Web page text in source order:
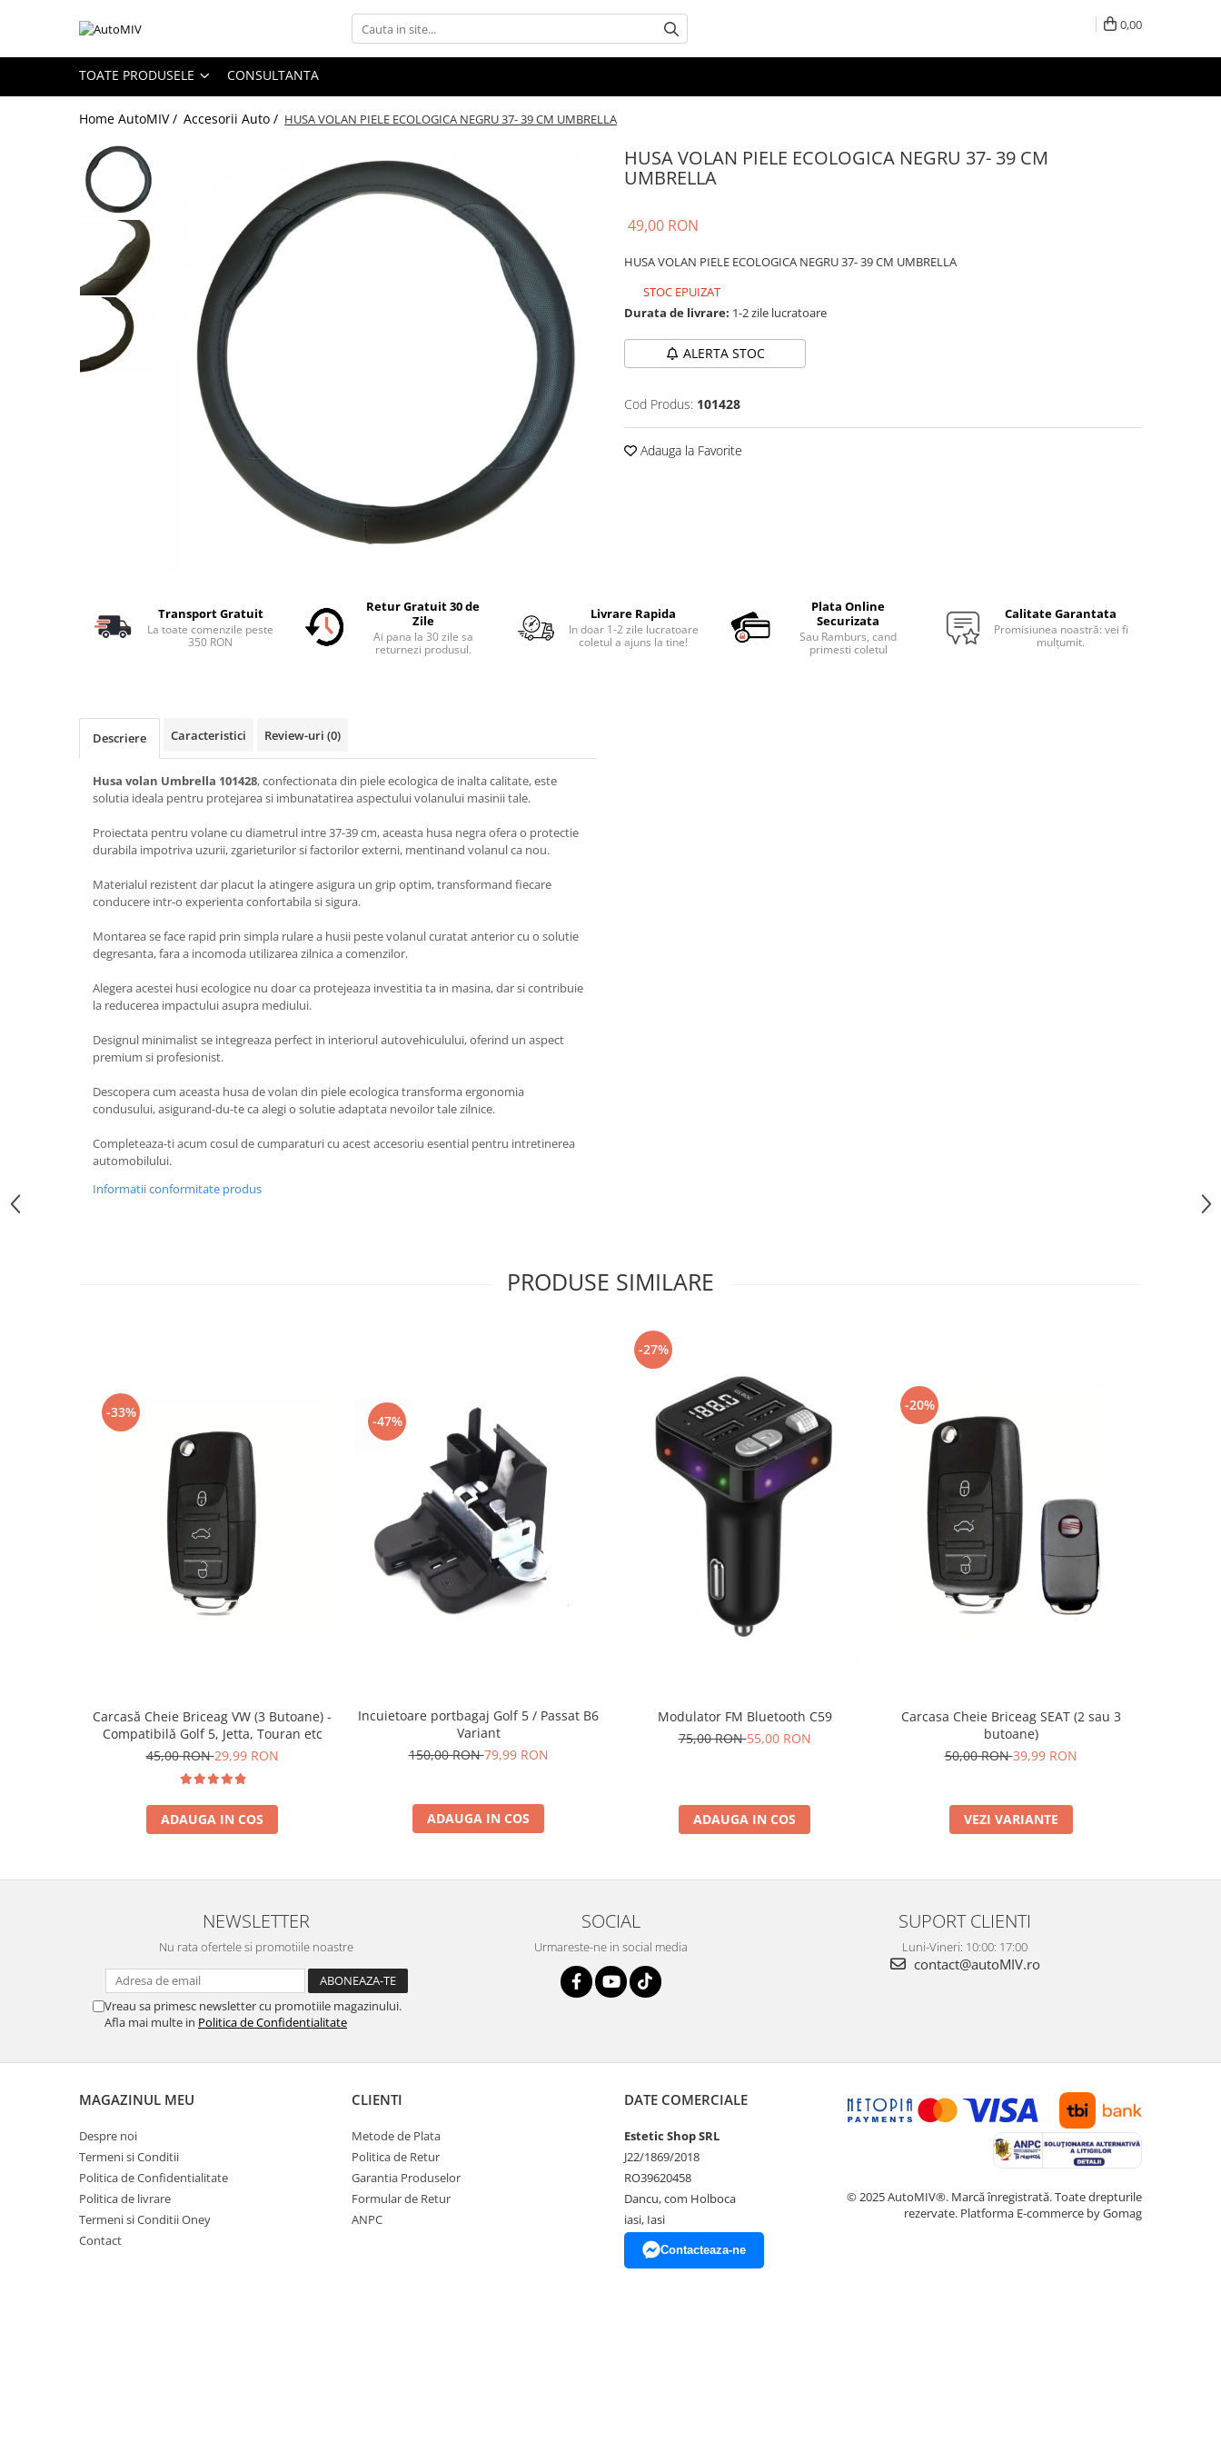
Toate Produsele
Oferta Saptamanii
Butoane Geam
Bloc Lumini
Butoane Reglare Oglinzi
Butoane Blocare/Deblocare
Buton Frana
Buton Clapeta Rezervor
Buton Portbagaj
Alte Butoane/Comutatoare
Covorase Auto/ Presuri Auto
Seturi Interior
Carcasa Cheie
Incarcatoare Auto
Husa Anvelope
Organizatoare Auto
Iluminat Auto
Accesorii LED
Piese Caroserie
Amortizoare Capota
Echipamente Electrice si
Echipamente ADR si Utilitare
Aditivi DPF, Sistem Racire si
Curatare si Detailing Interior
Vopsitorie, Chituri si Adezivi
Curatare si Detailing Exterior
Articole Auto Sezoniere
Produse de Vara
0,00
TOATE PRODUSELE CONSULTANTA
Home AutoMIV / Accesorii Auto / HUSA VOLAN PIELE ECOLOGICA NEGRU 37- 39 CM UMBRELLA
HUSA VOLAN PIELE ECOLOGICA NEGRU 37- 39 CM
UMBRELLA
49,00 RON
HUSA VOLAN PIELE ECOLOGICA NEGRU 37- 39 CM UMBRELLA
STOC EPUIZAT
Durata de livrare: 1-2 zile lucratoare
ALERTA STOC
Cod Produs: 101428
Adauga la Favorite
Transport Gratuit
La toate comenzile peste
350 RON
Retur Gratuit 30 de
Zile
Ai pana la 30 zile sa
returnezi produsul.
Livrare Rapida
In doar 1-2 zile lucratoare
coletul a ajuns la tine!
Plata Online
Securizata
Sau Ramburs, cand
primesti coletul
Calitate Garantata
Promisiunea noastră: vei fi
mulțumit.
Descriere Caracteristici Review-uri (0)
Husa volan Umbrella 101428, confectionata din piele ecologica de inalta calitate, este
solutia ideala pentru protejarea si imbunatatirea aspectului volanului masinii tale.
Proiectata pentru volane cu diametrul intre 37-39 cm, aceasta husa negra ofera o protectie
durabila impotriva uzurii, zgarieturilor si factorilor externi, mentinand volanul ca nou.
Materialul rezistent dar placut la atingere asigura un grip optim, transformand fiecare
conducere intr-o experienta confortabila si sigura.
Montarea se face rapid prin simpla rulare a husii peste volanul curatat anterior cu o solutie
degresanta, fara a incomoda utilizarea zilnica a comenzilor.
Alegera acestei husi ecologice nu doar ca protejeaza investitia ta in masina, dar si contribuie
la reducerea impactului asupra mediului.
Designul minimalist se integreaza perfect in interiorul autovehiculului, oferind un aspect
premium si profesionist.
Descopera cum aceasta husa de volan din piele ecologica transforma ergonomia
condusului, asigurand-du-te ca alegi o solutie adaptata nevoilor tale zilnice.
Completeaza-ti acum cosul de cumparaturi cu acest accesoriu esential pentru intretinerea
automobilului.
Informatii conformitate produs
PRODUSE SIMILARE
-33%
Carcasă Cheie Briceag VW (3 Butoane) -
Compatibilă Golf 5, Jetta, Touran etc
45,00 RON29,99 RON
ADAUGA IN COS
-47%
Incuietoare portbagaj Golf 5 / Passat B6
Variant
150,00 RON79,99 RON
ADAUGA IN COS
-27%
Modulator FM Bluetooth C59
75,00 RON55,00 RON
ADAUGA IN COS
-20%
Carcasa Cheie Briceag SEAT (2 sau 3
butoane)
50,00 RON39,99 RON
VEZI VARIANTE
NEWSLETTER
Nu rata ofertele si promotiile noastre
Vreau sa primesc newsletter cu promotiile magazinului.
Afla mai multe in Politica de Confidentialitate
SOCIAL
Urmareste-ne in social media
SUPORT CLIENTI
Luni-Vineri: 10:00: 17:00
contact@autoMIV.ro
MAGAZINUL MEU
Despre noi
Termeni si Conditii
Politica de Confidentialitate
Politica de livrare
Termeni si Conditii Oney
Contact
CLIENTI
Metode de Plata
Politica de Retur
Garantia Produselor
Formular de Retur
ANPC
DATE COMERCIALE
Estetic Shop SRL
J22/1869/2018
RO39620458
Dancu, com Holboca
iasi, Iasi
Contacteaza-ne
© 2025 AutoMIV®. Marcă înregistrată. Toate drepturile
rezervate. Platforma E-commerce by Gomag